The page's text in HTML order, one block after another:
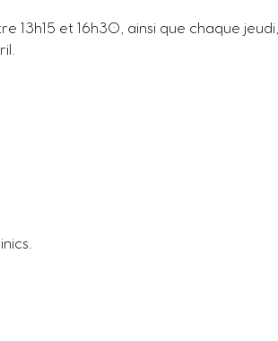
13h15 et 16h30, ainsi que chaque